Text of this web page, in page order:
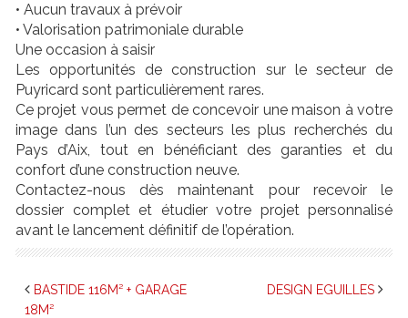
• Aucun travaux à prévoir
• Valorisation patrimoniale durable
Une occasion à saisir
Les opportunités de construction sur le secteur de
Puyricard sont particulièrement rares.
Ce projet vous permet de concevoir une maison à votre
image dans l’un des secteurs les plus recherchés du
Pays d’Aix, tout en bénéficiant des garanties et du
confort d’une construction neuve.
Contactez-nous dès maintenant pour recevoir le
dossier complet et étudier votre projet personnalisé
avant le lancement définitif de l’opération.
BASTIDE 116M² + GARAGE
18M²
DESIGN EGUILLES